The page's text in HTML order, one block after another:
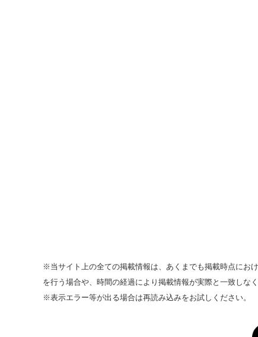
※当サイト上の全ての掲載情報は、あくまでも掲載時点にお
を行う場合や、時間の経過により掲載情報が実際と一致しな
※表示エラー等が出る場合は再読み込みをお試しください。